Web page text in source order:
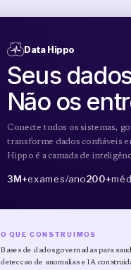
Data Hippo
Seus
Não os
Conecte todos os sistemas,
transforme dados confiáveis
Hippo é a camada de
3M+exames/ano200+
O QUE CONSTRUIMOS
Bases de dados governadas para
deteccao de anomalias e IA